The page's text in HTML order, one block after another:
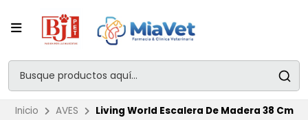
Inicio AVES Living World Escalera De Madera 38 Cm